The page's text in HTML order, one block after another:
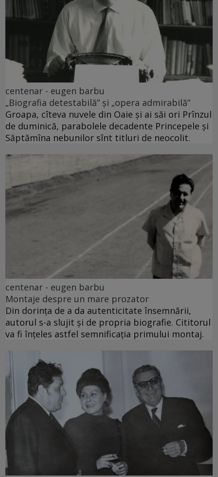
centenar - eugen barbu
„Biografia detestabilă” și „opera admirabilă”
Groapa, cîteva nuvele din Oaie și ai săi ori Prînzul
de duminică, parabolele decadente Princepele și
Săptămîna nebunilor sînt titluri de neocolit.
centenar - eugen barbu
Montaje despre un mare prozator
Din dorința de a da autenticitate însemnării,
autorul s-a slujit și de propria biografie. Cititorul
va fi înțeles astfel semnificația primului montaj.